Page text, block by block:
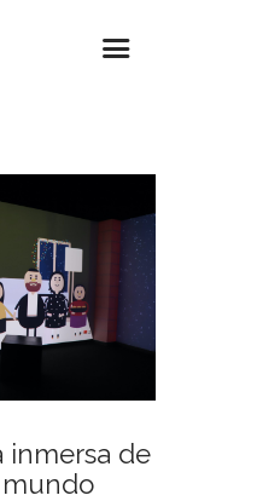
inmersa de